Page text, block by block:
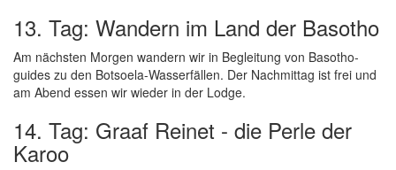
13. Tag: Wandern im Land der Basotho
Am nächsten Morgen wandern wir in Begleitung von Basotho-
guides zu den Botsoela-Wasserfällen. Der Nachmittag ist frei und
am Abend essen wir wieder in der Lodge.
14. Tag: Graaf Reinet - die Perle der
Karoo